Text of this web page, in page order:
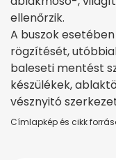
ellenőrzik.
A buszok
rögzítését,
baleseti mentést
készülékek,
vésznyitó
Címlapkép és cikk